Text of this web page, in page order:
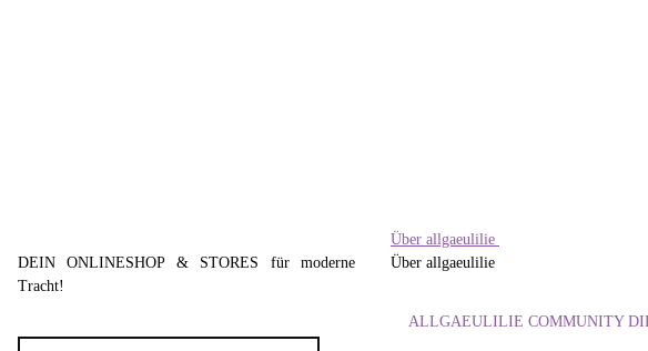
DEIN ONLINESHOP & STORES für moderne
Tracht!
Über allgaeulilie
Über allgaeulilie
ALLGAEULILIE COMMUNITY